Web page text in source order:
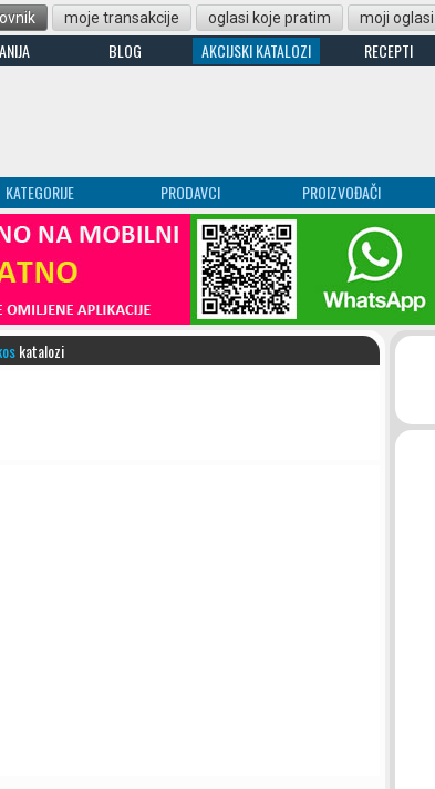
moje transakcije oglasi koje pratim moji oglasi
BLOG AKCIJSKI KATALOZI RECEPTI
KATEGORIJE PRODAVCI PROIZVOĐAČI
katalozi